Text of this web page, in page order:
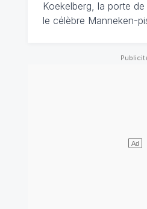
Koekelberg, la porte
le célèbre Manneken-